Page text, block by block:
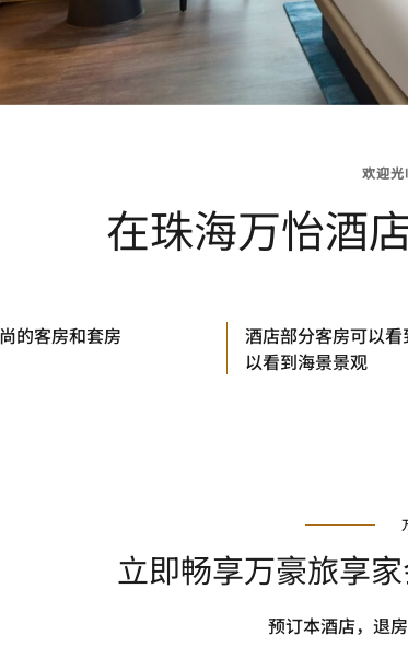
欢迎
在珠海万怡酒
的客房和套房
酒店部分客房可以
以看到海景景观
立即畅享万豪旅享
预订本酒店，退